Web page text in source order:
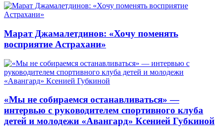
Марат Джамалетдинов: «Хочу поменять
восприятие Астрахани»
«Мы не собираемся останавливаться» —
интервью с руководителем спортивного клуба
детей и молодежи «Авангард» Ксенией Губкиной